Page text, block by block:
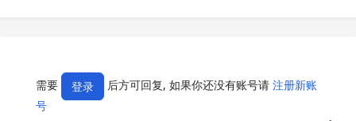
需要 登录 后方可回复, 如果你还没有账号请 注册新账
号